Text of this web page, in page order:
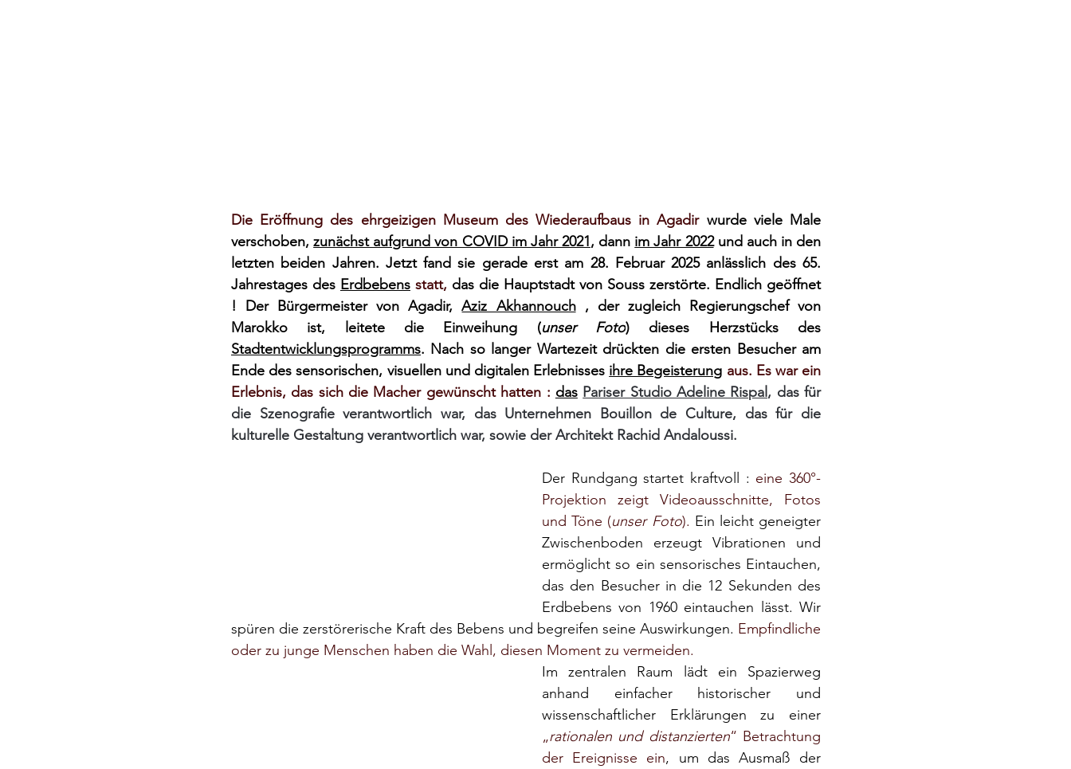
Die Eröffnung des ehrgeizigen Museum des Wiederaufbaus in Agadir wurde viele Male
verschoben, zunächst aufgrund von COVID im Jahr 2021, dann im Jahr 2022 und auch in den
letzten beiden Jahren. Jetzt fand sie gerade erst am 28. Februar 2025 anlässlich des 65.
Jahrestages des Erdbebens statt, das die Hauptstadt von Souss zerstörte. Endlich geöffnet
! Der Bürgermeister von Agadir, Aziz Akhannouch , der zugleich Regierungschef von
Marokko ist, leitete die Einweihung (unser Foto) dieses Herzstücks des
Stadtentwicklungsprogramms. Nach so langer Wartezeit drückten die ersten Besucher am
Ende des sensorischen, visuellen und digitalen Erlebnisses ihre Begeisterung aus. Es war ein
Erlebnis, das sich die Macher gewünscht hatten : das Pariser Studio Adeline Rispal, das für
die Szenografie verantwortlich war, das Unternehmen Bouillon de Culture, das für die
kulturelle Gestaltung verantwortlich war, sowie der Architekt Rachid Andaloussi.
Der Rundgang startet kraftvoll : eine 360°-
Projektion zeigt Videoausschnitte, Fotos
und Töne (unser Foto). Ein leicht geneigter
Zwischenboden erzeugt Vibrationen und
ermöglicht so ein sensorisches Eintauchen,
das den Besucher in die 12 Sekunden des
Erdbebens von 1960 eintauchen lässt. Wir
spüren die zerstörerische Kraft des Bebens und begreifen seine Auswirkungen. Empfindliche
oder zu junge Menschen haben die Wahl, diesen Moment zu vermeiden.
Im zentralen Raum lädt ein Spazierweg
anhand einfacher historischer und
wissenschaftlicher Erklärungen zu einer
„rationalen und distanzierten“ Betrachtung
der Ereignisse ein, um das Ausmaß der